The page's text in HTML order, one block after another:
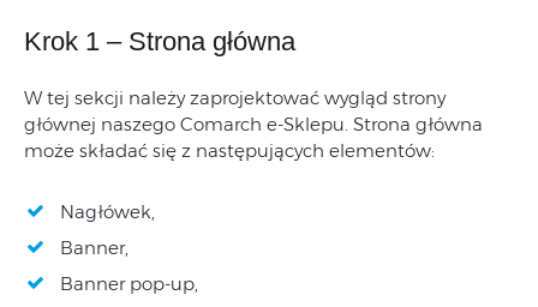
Krok 1 – Strona główna
W tej sekcji należy zaprojektować wygląd strony
głównej naszego Comarch e-Sklepu. Strona główna
może składać się z następujących elementów:
Nagłówek,
Banner,
Banner pop-up,